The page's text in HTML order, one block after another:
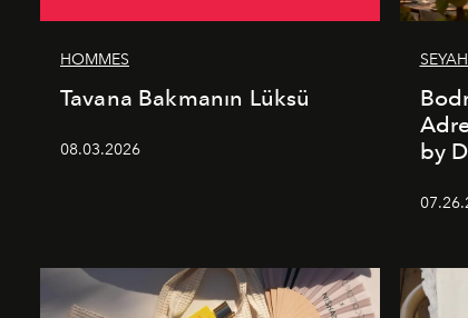
HOMMES
Tavana Bakmanın Lüksü
08.03.2026
by